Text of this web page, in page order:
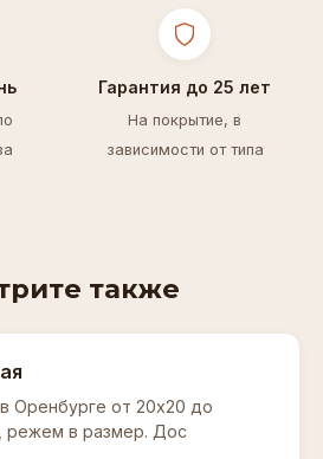
Гарантия до 25 лет
На покрытие, в
зависимости от типа
также
Оренбурге от 20x20 до
режем в размер. Дос